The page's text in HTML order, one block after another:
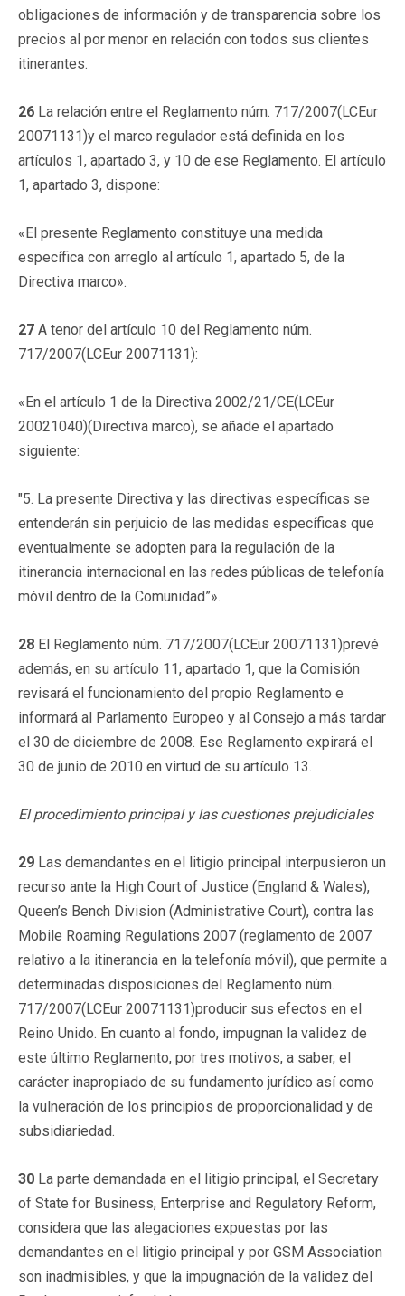
obligaciones de información y de transparencia sobre los
precios al por menor en relación con todos sus clientes
itinerantes.
26 La relación entre el Reglamento núm. 717/2007(LCEur
20071131)y el marco regulador está definida en los
artículos 1, apartado 3, y 10 de ese Reglamento. El artículo
1, apartado 3, dispone:
«El presente Reglamento constituye una medida
específica con arreglo al artículo 1, apartado 5, de la
Directiva marco».
27 A tenor del artículo 10 del Reglamento núm.
717/2007(LCEur 20071131):
«En el artículo 1 de la Directiva 2002/21/CE(LCEur
20021040)(Directiva marco), se añade el apartado
siguiente:
"5. La presente Directiva y las directivas específicas se
entenderán sin perjuicio de las medidas específicas que
eventualmente se adopten para la regulación de la
itinerancia internacional en las redes públicas de telefonía
móvil dentro de la Comunidad”».
28 El Reglamento núm. 717/2007(LCEur 20071131)prevé
además, en su artículo 11, apartado 1, que la Comisión
revisará el funcionamiento del propio Reglamento e
informará al Parlamento Europeo y al Consejo a más tardar
el 30 de diciembre de 2008. Ese Reglamento expirará el
30 de junio de 2010 en virtud de su artículo 13.
El procedimiento principal y las cuestiones prejudiciales
29 Las demandantes en el litigio principal interpusieron un
recurso ante la High Court of Justice (England & Wales),
Queen’s Bench Division (Administrative Court), contra las
Mobile Roaming Regulations 2007 (reglamento de 2007
relativo a la itinerancia en la telefonía móvil), que permite a
determinadas disposiciones del Reglamento núm.
717/2007(LCEur 20071131)producir sus efectos en el
Reino Unido. En cuanto al fondo, impugnan la validez de
este último Reglamento, por tres motivos, a saber, el
carácter inapropiado de su fundamento jurídico así como
la vulneración de los principios de proporcionalidad y de
subsidiariedad.
30 La parte demandada en el litigio principal, el Secretary
of State for Business, Enterprise and Regulatory Reform,
considera que las alegaciones expuestas por las
demandantes en el litigio principal y por GSM Association
son inadmisibles, y que la impugnación de la validez del